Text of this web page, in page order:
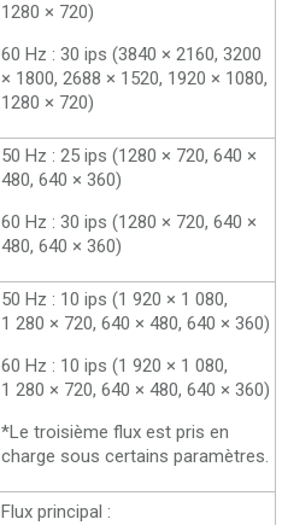
1280 × 720)
60 Hz : 30 ips (3840 × 2160, 3200
× 1800, 2688 × 1520, 1920 × 1080,
1280 × 720)
50 Hz : 25 ips (1280 × 720, 640 ×
480, 640 × 360)
60 Hz : 30 ips (1280 × 720, 640 ×
480, 640 × 360)
50 Hz : 10 ips (1 920 × 1 080,
1 280 × 720, 640 × 480, 640 × 360)
60 Hz : 10 ips (1 920 × 1 080,
1 280 × 720, 640 × 480, 640 × 360)
*Le troisième flux est pris en
charge sous certains paramètres.
Flux principal :